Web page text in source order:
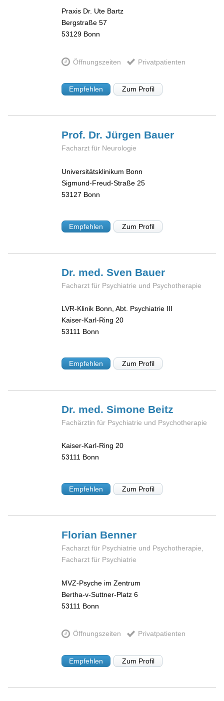
Praxis Dr. Ute Bartz
Bergstraße 57
53129 Bonn
Öffnungszeiten Privatpatienten
Empfehlen Zum Profil
Prof. Dr. Jürgen Bauer
Facharzt für Neurologie
Universitätsklinikum Bonn
Sigmund-Freud-Straße 25
53127 Bonn
Empfehlen Zum Profil
Dr. med. Sven Bauer
Facharzt für Psychiatrie und Psychotherapie
LVR-Klinik Bonn, Abt. Psychiatrie III
Kaiser-Karl-Ring 20
53111 Bonn
Empfehlen Zum Profil
Dr. med. Simone Beitz
Fachärztin für Psychiatrie und Psychotherapie
Kaiser-Karl-Ring 20
53111 Bonn
Empfehlen Zum Profil
Florian Benner
Facharzt für Psychiatrie und Psychotherapie,
Facharzt für Psychiatrie
MVZ-Psyche im Zentrum
Bertha-v-Suttner-Platz 6
53111 Bonn
Öffnungszeiten Privatpatienten
Empfehlen Zum Profil